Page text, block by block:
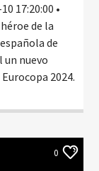
17:20:00 •
de la
de
nuevo
2024.
0